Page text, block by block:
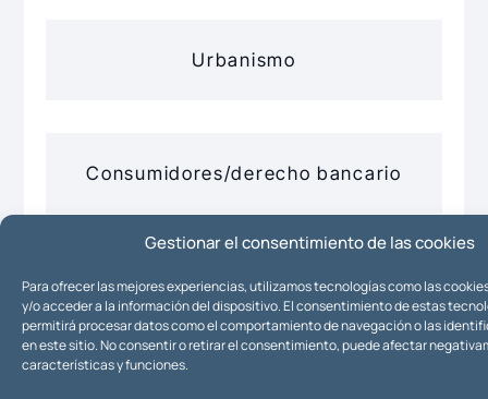
Gestionar el consentimiento de las cookies
Para ofrecer las mejores experiencias, utilizamos tecnologías como las
y/o acceder a la información del dispositivo. El consentimiento de estas
permitirá procesar datos como el comportamiento de navegación o las
en este sitio. No consentir o retirar el consentimiento, puede afectar
características y funciones.
Urbanismo
Consumidores/derecho bancario
Inversiones en España y
nacionalidad